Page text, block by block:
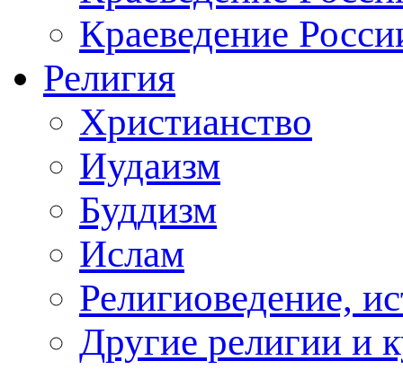
Краеведение
Религия
Христианство
Иудаизм
Буддизм
Ислам
Религиоведение,
Другие религии и